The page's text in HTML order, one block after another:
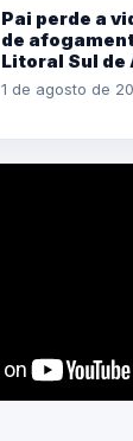
Pai perde a
de
Litoral Sul de
1 de agosto de